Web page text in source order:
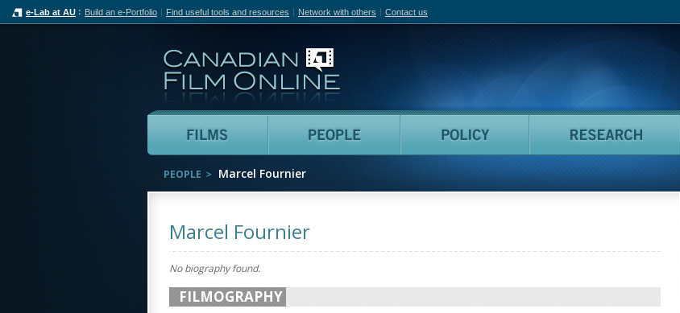
e-Lab at AU Build an e-Portfolio Find useful tools and resources Network with others Contact us
Films People Policy
PEOPLE Marcel Fournier
Marcel Fournier
No biography found.
FILMOGRAPHY